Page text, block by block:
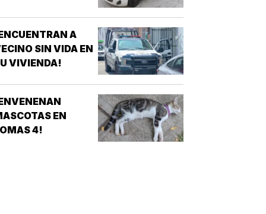
A
SIN VIDA EN
VIVIENDA!
EN
4!